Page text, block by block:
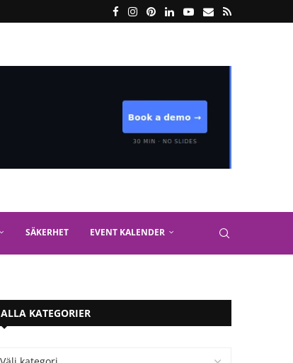
SÄKERHET EVENT KALENDER
ALLA KATEGORIER